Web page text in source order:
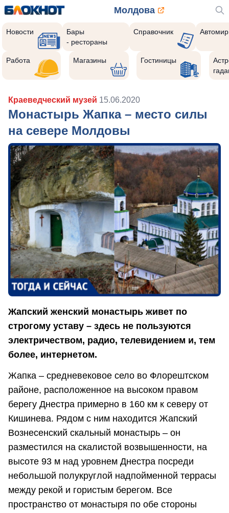
Молдова
Новости
Бары
- рестораны
Справочник Автомир
Работа Магазины Гостиницы
Краеведческий музей 15.06.2020
Монастырь Жапка – место силы
на севере Молдовы
Жапский женский монастырь живет по
строгому уставу – здесь не пользуются
электричеством, радио, телевидением и, тем
более, интернетом.
Жапка – средневековое село во Флорештском
районе, расположенное на высоком правом
берегу Днестра примерно в 160 км к северу от
Кишинева. Рядом с ним находится Жапский
Вознесенский скальный монастырь – он
разместился на скалистой возвышенности, на
высоте 93 м над уровнем Днестра посреди
небольшой полукруглой надпойменной террасы
между рекой и гористым берегом. Все
пространство от монастыря по обе стороны